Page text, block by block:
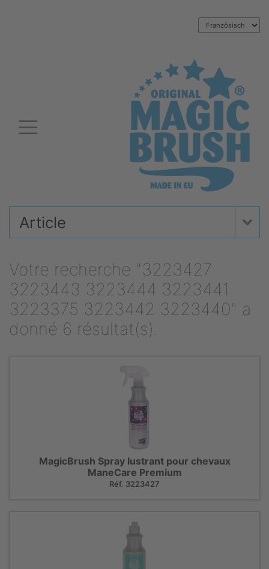
Article
Votre recherche "3223427
3223443 3223444 3223441
3223375 3223442 3223440" a
donné 6 résultat(s).
MagicBrush Spray lustrant pour chevaux
ManeCare Premium
Réf. 3223427